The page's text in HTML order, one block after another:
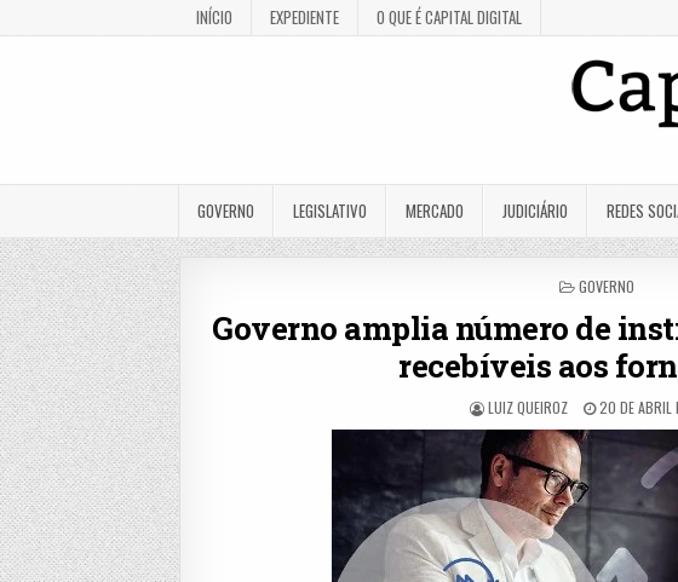
INÍCIO EXPEDIENTE O QUE É CAPITAL DIGITAL
GOVERNO LEGISLATIVO MERCADO JUDICIÁRIO REDES
POSTED
GOVERNO
Governo amplia número de
recebíveis aos
LUIZ QUEIROZ 20 DE ABRIL